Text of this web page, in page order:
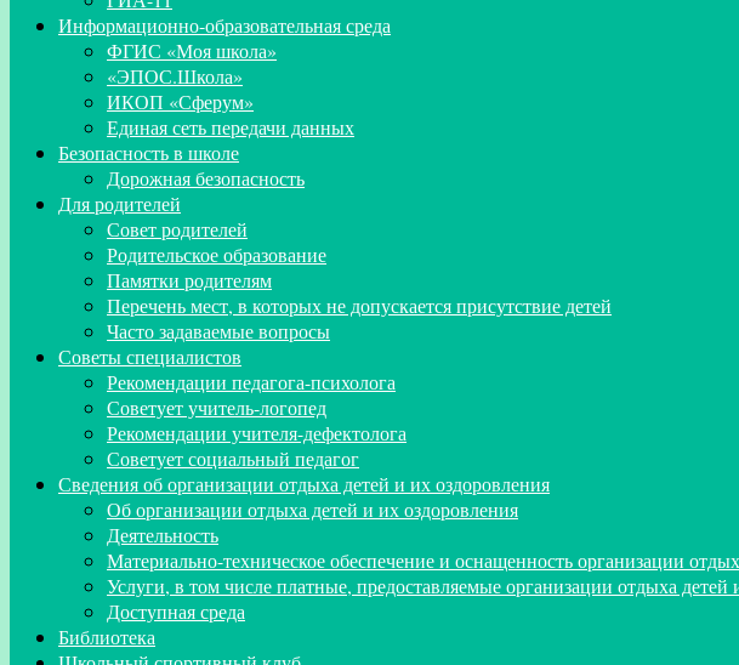
Информационно-образовательная среда
ФГИС «Моя школа»
«ЭПОС.Школа»
ИКОП «Сферум»
Единая сеть передачи данных
Безопасность в школе
Дорожная безопасность
Для родителей
Совет родителей
Родительское образование
Памятки родителям
Перечень мест, в которых не допускается присутствие детей
Часто задаваемые вопросы
Советы специалистов
Рекомендации педагога-психолога
Советует учитель-логопед
Рекомендации учителя-дефектолога
Советует социальный педагог
Сведения об организации отдыха детей и их оздоровления
Об организации отдыха детей и их оздоровления
Деятельность
Материально-техническое обеспечение и оснащенность организации
Услуги, в том числе платные, предоставляемые организации отдыха детей
Доступная среда
Библиотека